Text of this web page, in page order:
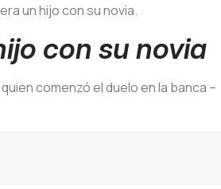
un hijo con su novia.
con su novia
comenzó el duelo en la banca –